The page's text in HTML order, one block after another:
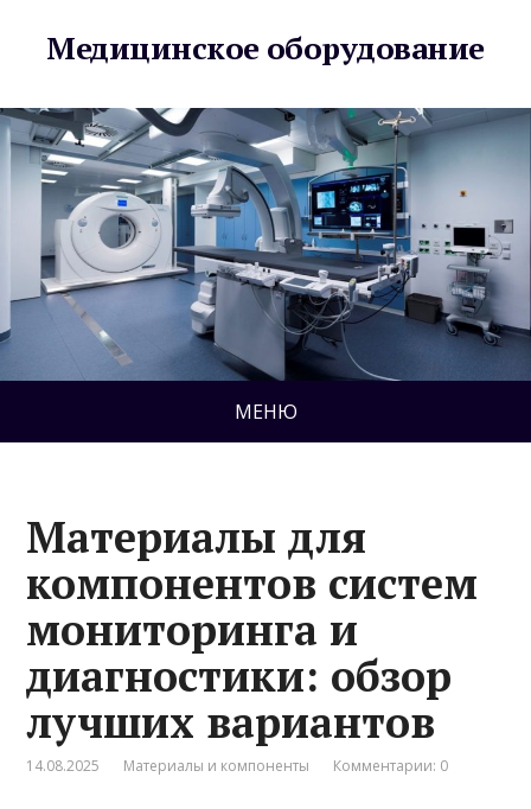
Медицинское оборудование
МЕНЮ
Материалы для
компонентов систем
мониторинга и
диагностики: обзор
лучших вариантов
14.08.2025 Материалы и компоненты Комментарии: 0